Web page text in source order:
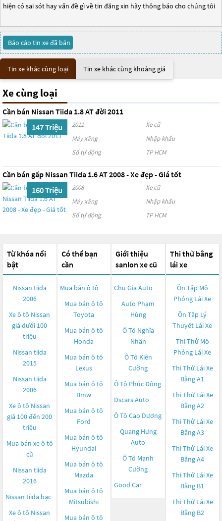
hiện có sai sót hay vấn đề gì về tin đăng xin hãy thông báo cho chúng tôi
Báo cáo tin xe đã bán
Tin xe khác cùng loại Tin xe khác cùng khoảng giá
Xe cùng loại
Cần bán Nissan Tiida 1.8 AT đời 2011
147 Triệu
2011
Xe cũ
Máy xăng
Nhập khẩu
Số tự động
TP HCM
Cần bán gấp Nissan Tiida 1.6 AT 2008 - Xe đẹp - Giá tốt
160 Triệu
2008
Xe cũ
Máy xăng
Nhập khẩu
Số tự động
TP HCM
Từ khóa nổi
bật
Nissan tiida
2006
Xe ô tô Nissan
giá dưới 100
triệu
Nissan tiida
2015
Nissan tiida
2006
Xe ô tô Nissan
giá 100 đến 200
triệu
Mua bán xe ô tô
cũ
Nissan tiida
2016
Nissan tiida bạc
Xe ô tô Nissan
Có thể bạn
cần
Mua bán ô tô
Mua bán ô tô
Toyota
Mua bán ô tô
Honda
Mua bán ô tô
Lexus
Mua bán ô tô
Bmw
Mua bán ô tô
Ford
Mua bán ô tô
Hyundai
Mua bán ô tô
Mazda
Mua bán ô tô
Mitsubishi
Mua bán ô tô
Giới thiệu
sanlon xe cũ
Chu Gia Auto
Auto Phạm
Hùng
Ô Tô Nghĩa
Nhân
Ô Tô Kiên
Cường
Ô Tô Phúc Đông
Dscars Auto
Ô Tô Cao Dương
Quang Hưng
Auto
Ô Tô Mạnh
Cường
Good Car
Thi thử bằng
lái xe
Ôn Tập Mô
Phỏng Lái Xe
Ôn Tập Lý
Thuyết Lái Xe
Thi Thử Mô
Phỏng Lái Xe
Thi Thử Lái Xe
Bằng A1
Thi Thử Lái Xe
Bằng A2
Thi Thử Lái Xe
Bằng A3
Thi Thử Lái Xe
Bằng A4
Thi Thử Lái Xe
Bằng B1
Thi Thử Lái Xe
Bằng B2